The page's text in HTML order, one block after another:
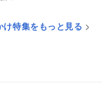
け特集をもっと見る